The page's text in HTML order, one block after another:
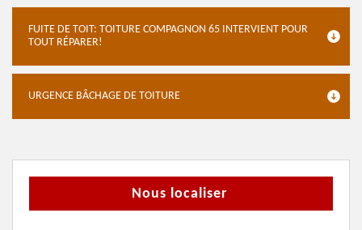
FUITE DE TOIT: TOITURE COMPAGNON 65 INTERVIENT POUR
TOUT RÉPARER!
URGENCE BÂCHAGE DE TOITURE
Nous localiser